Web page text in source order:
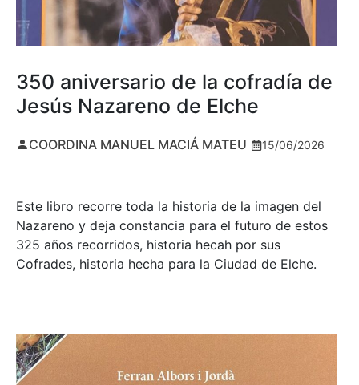
350 aniversario de la cofradía de
Jesús Nazareno de Elche
COORDINA MANUEL MACIÁ MATEU 15/06/2026
Este libro recorre toda la historia de la imagen del
Nazareno y deja constancia para el futuro de estos
325 años recorridos, historia hecah por sus
Cofrades, historia hecha para la Ciudad de Elche.